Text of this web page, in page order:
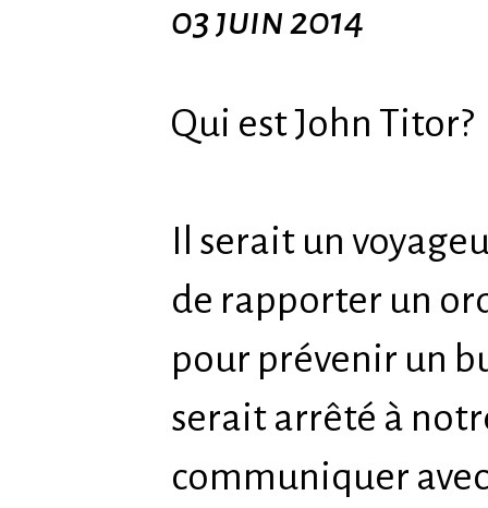
03 juin 2014
Qui est John Titor?
Il serait un
de rapporter un
pour prévenir un
serait arrêté à
communiquer